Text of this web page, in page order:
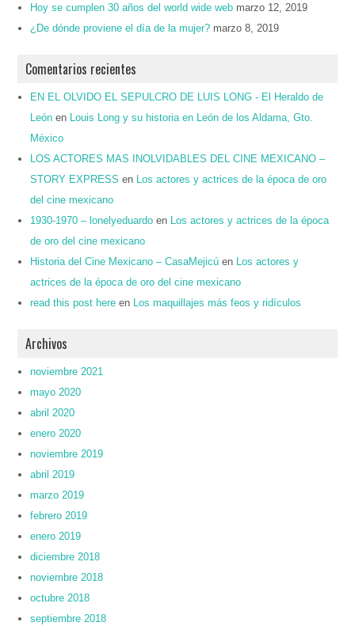
Hoy se cumplen 30 años del world wide web marzo 12, 2019
¿De dónde proviene el día de la mujer? marzo 8, 2019
Comentarios recientes
EN EL OLVIDO EL SEPULCRO DE LUIS LONG - El Heraldo de
León en
Louis Long y su historia en León de los Aldama, Gto.
México
LOS ACTORES MAS INOLVIDABLES DEL CINE MEXICANO –
STORY EXPRESS en
Los actores y actrices de la época de oro
del cine mexicano
1930-1970 – lonelyeduardo en
Los actores y actrices de la época
de oro del cine mexicano
Historia del Cine Mexicano – CasaMejicú en
Los actores y
actrices de la época de oro del cine mexicano
read this post here en Los maquillajes más feos y ridículos
Archivos
noviembre 2021
mayo 2020
abril 2020
enero 2020
noviembre 2019
abril 2019
marzo 2019
febrero 2019
enero 2019
diciembre 2018
noviembre 2018
octubre 2018
septiembre 2018